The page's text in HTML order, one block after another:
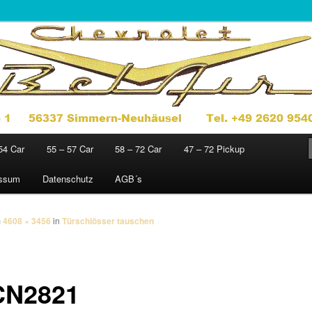
1949 – 1972
Car 55 – 57 Car 58 – 72 Car 47 – 72 Pickup
Datenschutz AGB´s
4608 × 3456 in Türschlösser tauschen